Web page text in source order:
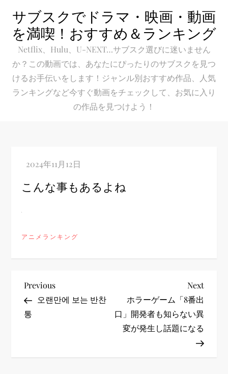
content
サブスクでドラマ・映画・動画
を満喫！おすすめ＆ランキング
Netflix、Hulu、U-NEXT…サブスク選びに迷いません
か？この動画では、あなたにぴったりのサブスクを見つ
けるお手伝いをします！ジャンル別おすすめ作品、人気
ランキングなど今すぐ動画をチェックして、お気に入り
の作品を見つけよう！
こんな事もあるよね
アニメランキング
投
稿
Previous
Post
Previous
오랜만에 보는 반찬
통
Next
Next
ホラーゲーム「8番出
口」開発者も知らない異
変が発生し話題になる